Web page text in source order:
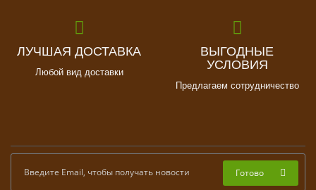
ЛУЧШАЯ ДОСТАВКА
Любой вид доставки
ВЫГОДНЫЕ
УСЛОВИЯ
Предлагаем сотрудничество
Готово